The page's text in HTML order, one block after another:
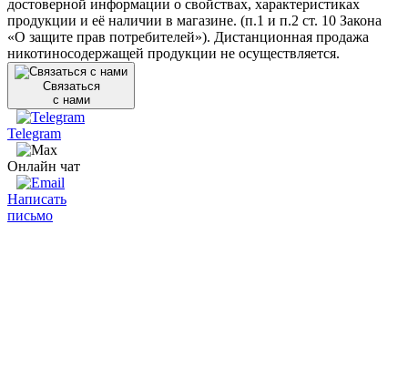
достоверной информации о свойствах, характеристиках
продукции и её наличии в магазине. (п.1 и п.2 ст. 10 Закона
«О защите прав потребителей»). Дистанционная продажа
никотиносодержащей продукции не осуществляется.
Связаться
с нами
Telegram
Онлайн чат
Написать
письмо